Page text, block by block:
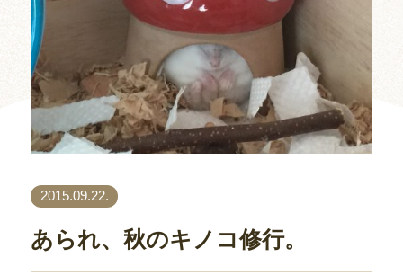
2015.09.22.
あられ、秋のキノコ修行。